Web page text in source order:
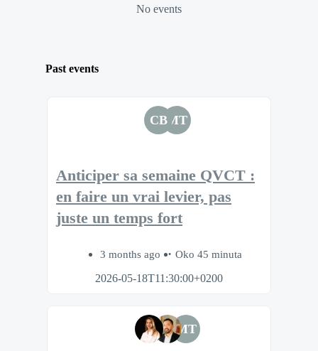
No events
Past events
CBMT
Anticiper sa semaine QVCT :
en faire un vrai levier, pas
juste un temps fort
3 months ago
Oko 45 minuta
2026-05-18T11:30:00+0200
MT